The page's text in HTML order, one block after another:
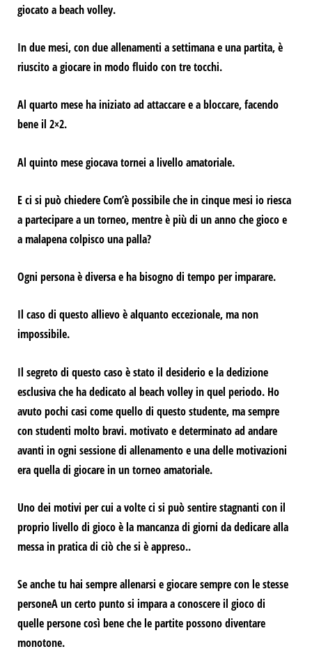
giocato a beach volley.
In due mesi, con due allenamenti a settimana e una partita, è
riuscito a giocare in modo fluido con tre tocchi.
Al quarto mese ha iniziato ad attaccare e a bloccare, facendo
bene il 2×2.
Al quinto mese giocava tornei a livello amatoriale.
E ci si può chiedereCom’è possibile che in cinque mesi io riesca
a partecipare a un torneo, mentre è più di un anno che gioco e
a malapena colpisco una palla?
Ogni persona è diversa e ha bisogno di tempo per imparare.
Il caso di questo allievo è alquanto eccezionale, ma non
impossibile.
Il segreto di questo caso è stato il desiderio e la dedizione
esclusiva che ha dedicato al beach volley in quel periodo. Ho
avuto pochi casi come quello di questo studente, ma sempre
con studenti molto bravi.motivato e determinato ad andare
avanti in ogni sessione di allenamento e una delle motivazioni
era quella di giocare in un torneo amatoriale.
Uno dei motivi per cui a volte ci si può sentire stagnanti con il
proprio livello di gioco è lamancanza di giorni da dedicare alla
messa in pratica di ciò che si è appreso..
Se anche tu hai sempreallenarsi e giocare sempre con le stesse
personeA un certo punto si impara a conoscere il gioco di
quelle persone così bene che le partite possono diventare
monotone.